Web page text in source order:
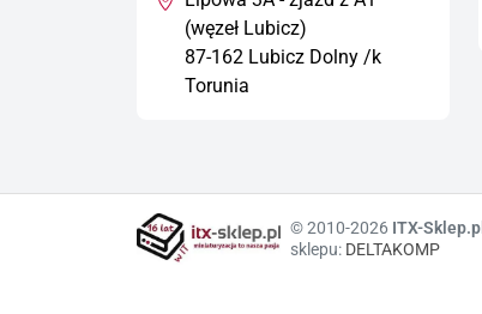
(węzeł Lubicz)
87-162 Lubicz Dolny /k
Torunia
© 2010-2026 ITX-Sklep.pl
sklepu: DELTAKOMP